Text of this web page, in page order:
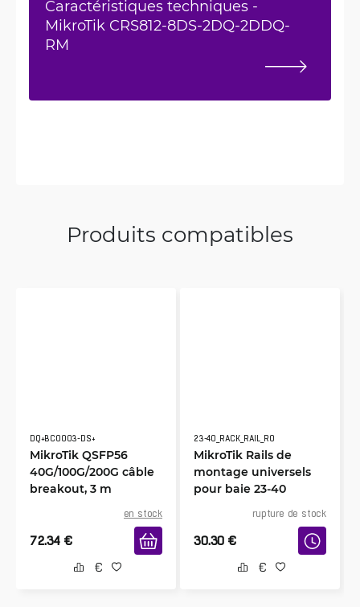
Caractéristiques techniques -
MikroTik CRS812-8DS-2DQ-2DDQ-
RM
Produits compatibles
DQ+BC0003-DS+
MikroTik QSFP56
40G/100G/200G câble
breakout, 3 m
en stock
72.34 €
23-40_RACK_RAIL_R0
MikroTik Rails de
montage universels
pour baie 23-40
rupture de stock
30.30 €